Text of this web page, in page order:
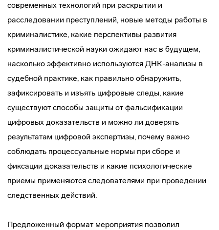
современных технологий при раскрытии и
расследовании преступлений, новые методы работы в
криминалистике, какие перспективы развития
криминалистической науки ожидают нас в будущем,
насколько эффективно используются ДНК-анализы в
судебной практике, как правильно обнаружить,
зафиксировать и изъять цифровые следы, какие
существуют способы защиты от фальсификации
цифровых доказательств и можно ли доверять
результатам цифровой экспертизы, почему важно
соблюдать процессуальные нормы при сборе и
фиксации доказательств и какие психологические
приемы применяются следователями при проведении
следственных действий.
Предложенный формат мероприятия позволил